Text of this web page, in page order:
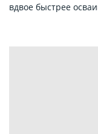
вдвое быстрее